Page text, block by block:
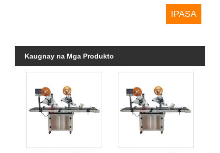
Kaugnay na Mga Produkto